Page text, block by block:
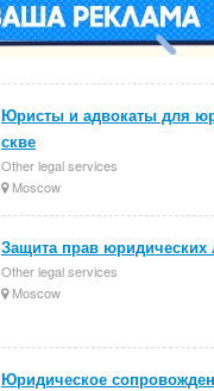
Юристы и адвокаты для
скве
Other legal services
Moscow
Защита прав
Other legal services
Moscow
Юридическое